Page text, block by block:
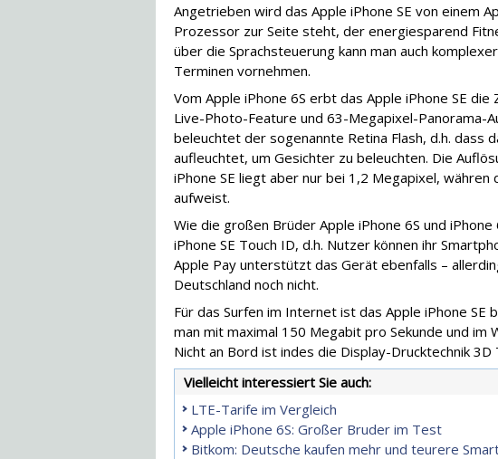
Angetrieben wird das Apple iPhone SE von einem
Prozessor zur Seite steht, der energiesparend
über die Sprachsteuerung kann man auch
Terminen vornehmen.
Vom Apple iPhone 6S erbt das Apple iPhone SE
Live-Photo-Feature und 63-Megapixel-Panorama-
beleuchtet der sogenannte Retina Flash, d.h. dass
aufleuchtet, um Gesichter zu beleuchten. Die
iPhone SE liegt aber nur bei 1,2 Megapixel, währen
aufweist.
Wie die großen Brüder Apple iPhone 6S und
iPhone SE Touch ID, d.h. Nutzer können ihr
Apple Pay unterstützt das Gerät ebenfalls –
Deutschland noch nicht.
Für das Surfen im Internet ist das Apple iPhone
man mit maximal 150 Megabit pro Sekunde und im
Nicht an Bord ist indes die Display-Drucktechnik 3D
Vielleicht interessiert Sie auch:
LTE-Tarife im Vergleich
Apple iPhone 6S: Großer Bruder im Test
Bitkom: Deutsche kaufen mehr und teurere